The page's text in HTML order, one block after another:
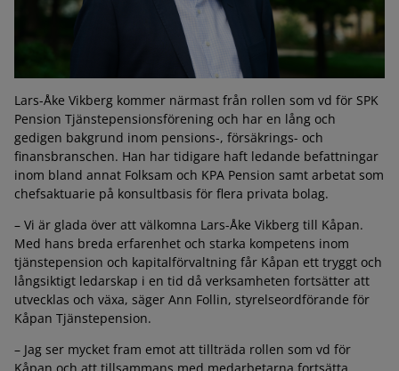
Lars-Åke Vikberg kommer närmast från rollen som vd för SPK
Pension Tjänstepensionsförening och har en lång och
gedigen bakgrund inom pensions-, försäkrings- och
finansbranschen. Han har tidigare haft ledande befattningar
inom bland annat Folksam och KPA Pension samt arbetat som
chefsaktuarie på konsultbasis för flera privata bolag.
– Vi är glada över att välkomna Lars-Åke Vikberg till Kåpan.
Med hans breda erfarenhet och starka kompetens inom
tjänstepension och kapitalförvaltning får Kåpan ett tryggt och
långsiktigt ledarskap i en tid då verksamheten fortsätter att
utvecklas och växa, säger Ann Follin, styrelseordförande för
Kåpan Tjänstepension.
– Jag ser mycket fram emot att tillträda rollen som vd för